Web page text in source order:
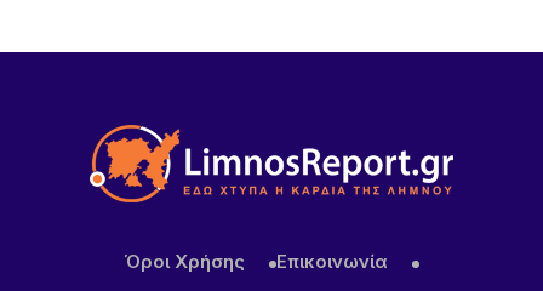
4 ΏΡΕΣ ΠΡΙΝ
ανακατασκευή περίφραξης του οικοπέδου της
Μητρόπολης Μύρινας Λήμνου.
μελτέμια η έξοδος του Δεκαπεντάγουστου
Όροι Χρήσης
Επικοινωνία